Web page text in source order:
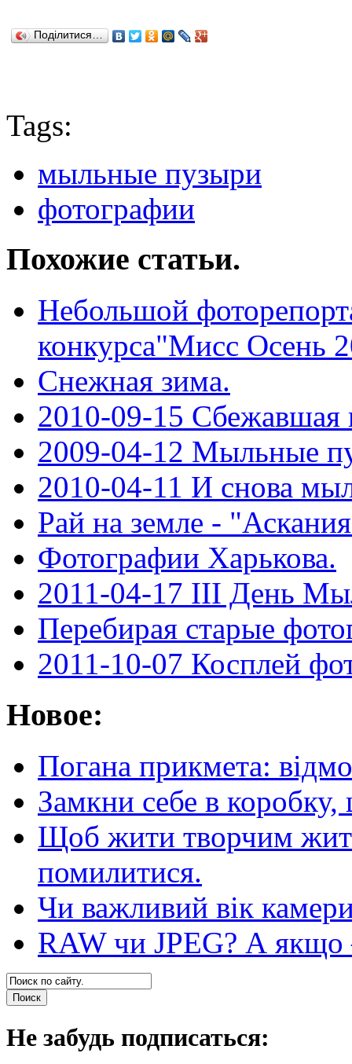
Поділитися…
Tags:
мыльные пузыри
фотографии
Похожие статьи.
Небольшой
конкурса"Мисс Осень
Снежная зима.
2010-09-15 Сбежавшая
2009-04-12 Мыльные
2010-04-11 И снова
Рай на земле -
Фотографии Харькова.
2011-04-17 III День
Перебирая старые
2011-10-07 Косплей
Новое:
Погана прикмета:
Замкни себе в
Щоб жити творчим
помилитися.
Чи важливий вік
RAW чи JPEG? А якщо
Не забудь подписаться: